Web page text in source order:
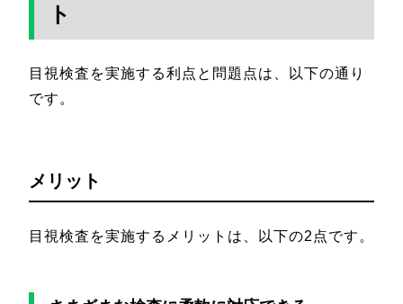
ト
目視検査を実施する利点と問題点は、以下の通り
です。
メリット
目視検査を実施するメリットは、以下の2点です。